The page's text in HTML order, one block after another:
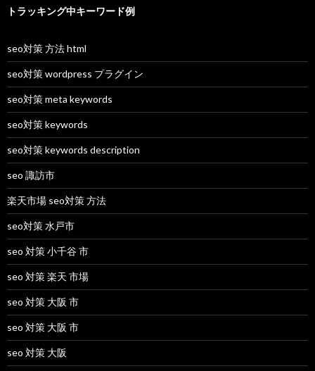
トラッキング中キーワード例
seo対策 方法 html
seo対策 wordpress プラグイン
seo対策 meta keywords
seo対策 keywords
seo対策 keywords description
seo 諏訪市
楽天市場 seo対策 方法
seo対策 水戸市
seo 対策 小千谷 市
seo 対策 楽天 市場
seo 対策 大阪 市
seo 対策 大阪 市
seo 対策 大阪